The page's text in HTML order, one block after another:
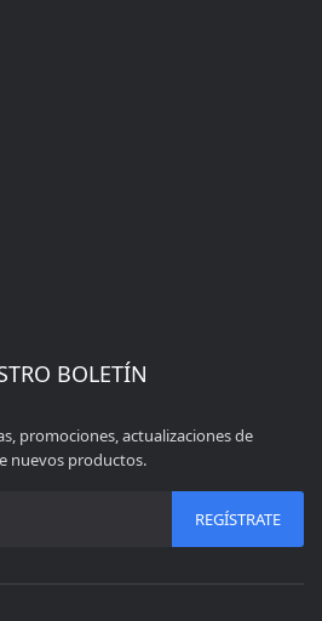
BOLETÍN
promociones, actualizaciones de
nuevos productos.
REGÍSTRATE